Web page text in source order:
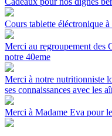
Cours tablette éléctronique
Merci au regroupement des
notre 40eme
Merci à notre nutritionniste
ses connaissances avec les
Merci à Madame Eva pour